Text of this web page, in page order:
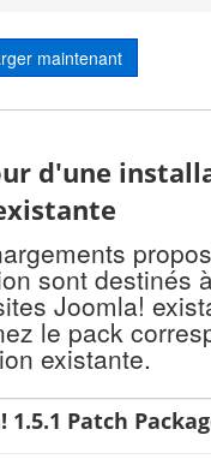
maintenant
d'une
sont destinés
Joomla!
le pack
existante.
1.5.1 Patch